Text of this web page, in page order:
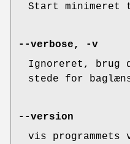
Start minimeret
--verbose, -v
Ignoreret, brug
stede for
--version
vis